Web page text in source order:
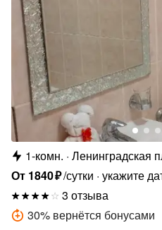
1-комн. Ленинградская
От 1840₽/сутки укажите
3 отзыва
30% вернётся бонусами